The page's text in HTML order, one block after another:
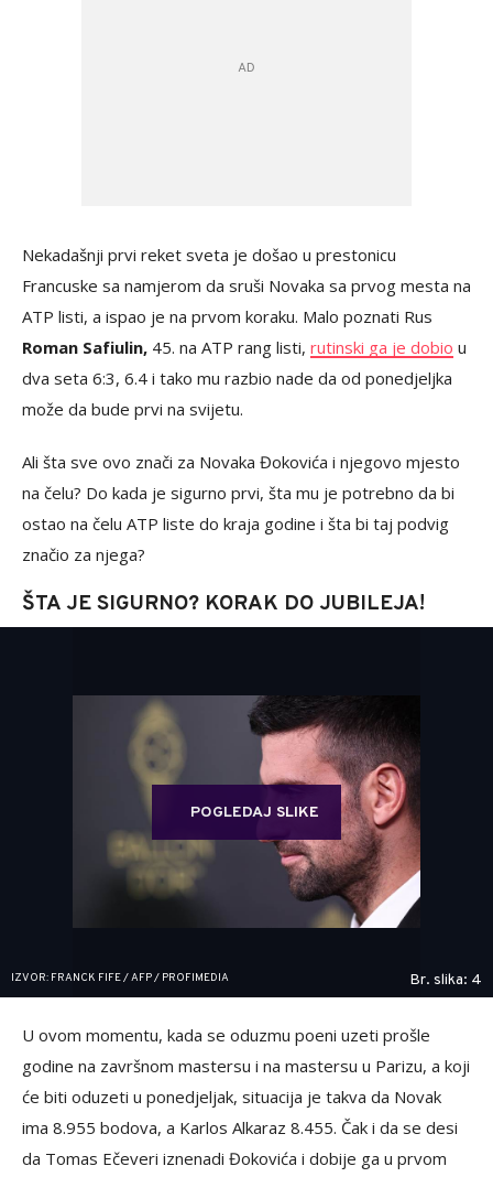
Nekadašnji prvi reket sveta je došao u prestonicu
Francuske sa namjerom da sruši Novaka sa prvog mesta na
ATP listi, a ispao je na prvom koraku. Malo poznati Rus
Roman Safiulin, 45. na ATP rang listi, rutinski ga je dobio u
dva seta 6:3, 6.4 i tako mu razbio nade da od ponedjeljka
može da bude prvi na svijetu.
Ali šta sve ovo znači za Novaka Đokovića i njegovo mjesto
na čelu? Do kada je sigurno prvi, šta mu je potrebno da bi
ostao na čelu ATP liste do kraja godine i šta bi taj podvig
značio za njega?
ŠTA JE SIGURNO? KORAK DO JUBILEJA!
POGLEDAJ SLIKE
IZVOR: FRANCK FIFE / AFP / PROFIMEDIA Br. slika: 4
U ovom momentu, kada se oduzmu poeni uzeti prošle
godine na završnom mastersu i na mastersu u Parizu, a koji
će biti oduzeti u ponedjeljak, situacija je takva da Novak
ima 8.955 bodova, a Karlos Alkaraz 8.455. Čak i da se desi
da Tomas Ečeveri iznenadi Đokovića i dobije ga u prvom